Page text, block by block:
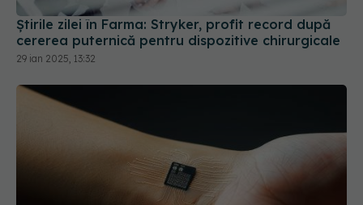
Știrile zilei în Farma: Stryker, profit record după
cererea puternică pentru dispozitive chirurgicale
29 ian 2025, 13:32